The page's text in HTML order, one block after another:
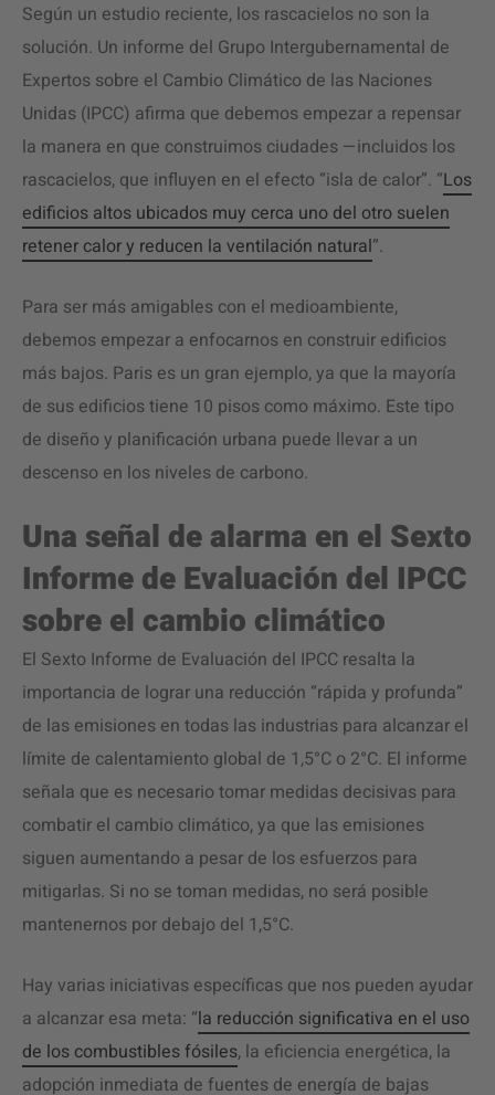
Según un estudio reciente, los rascacielos no son la
solución. Un informe del Grupo Intergubernamental de
Expertos sobre el Cambio Climático de las Naciones
Unidas (IPCC) afirma que debemos empezar a repensar
la manera en que construimos ciudades —incluidos los
rascacielos, que influyen en el efecto “isla de calor”. “Los
edificios altos ubicados muy cerca uno del otro suelen
retener calor y reducen la ventilación natural”.
Para ser más amigables con el medioambiente,
debemos empezar a enfocarnos en construir edificios
más bajos. Paris es un gran ejemplo, ya que la mayoría
de sus edificios tiene 10 pisos como máximo. Este tipo
de diseño y planificación urbana puede llevar a un
descenso en los niveles de carbono.
Una señal de alarma en el Sexto
Informe de Evaluación del IPCC
sobre el cambio climático
El Sexto Informe de Evaluación del IPCC resalta la
importancia de lograr una reducción “rápida y profunda”
de las emisiones en todas las industrias para alcanzar el
límite de calentamiento global de 1,5°C o 2°C. El informe
señala que es necesario tomar medidas decisivas para
combatir el cambio climático, ya que las emisiones
siguen aumentando a pesar de los esfuerzos para
mitigarlas. Si no se toman medidas, no será posible
mantenernos por debajo del 1,5°C.
Hay varias iniciativas específicas que nos pueden ayudar
a alcanzar esa meta: “la reducción significativa en el uso
de los combustibles fósiles, la eficiencia energética, la
adopción inmediata de fuentes de energía de bajas